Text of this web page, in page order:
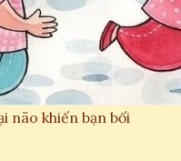
não khiến bạn bối